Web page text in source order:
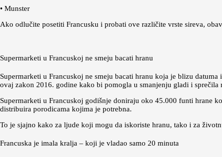
• Munster
Ako odlučite posetiti Francusku i probati ove različite vrste sireva,
Supermarketi u Francuskoj ne smeju bacati hranu
Supermarketi u Francuskoj ne smeju bacati hranu koja je blizu
ovaj zakon 2016. godine kako bi pomogla u smanjenju gladi i sprečila
Supermarketi u Francuskoj godišnje doniraju oko 45.000 funti hrane
distribuira porodicama kojima je potrebna.
To je sjajno kako za ljude koji mogu da iskoriste hranu, tako i za
Francuska je imala kralja – koji je vladao samo 20 minuta